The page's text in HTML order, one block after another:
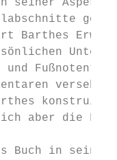
Aspekte
und
konstruiert
aber die
in seiner